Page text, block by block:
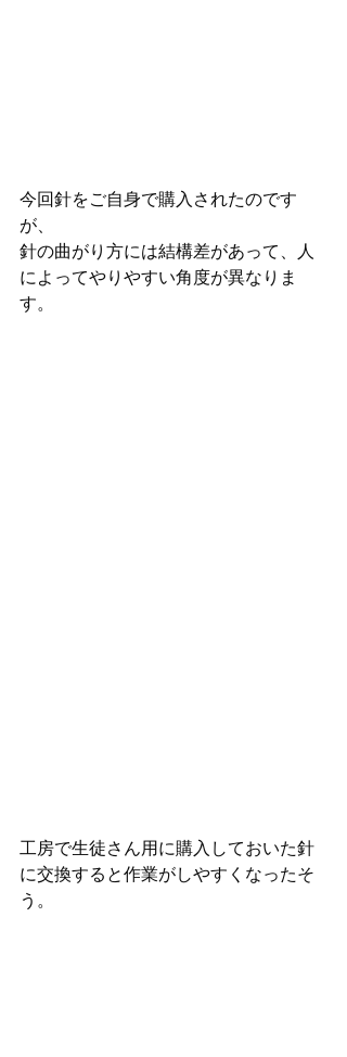
今回針をご自身で購入されたのです
が、
針の曲がり方には結構差があって、人
によってやりやすい角度が異なりま
す。
工房で生徒さん用に購入しておいた針
に交換すると作業がしやすくなったそ
う。